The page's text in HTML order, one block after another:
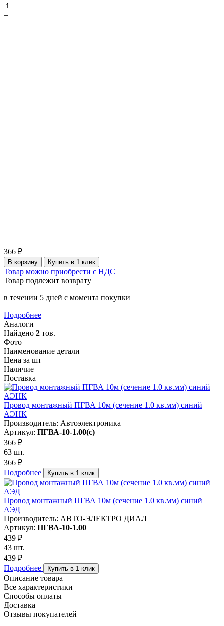
+
366 ₽
В корзину Купить в 1 клик
Товар можно приобрести с НДС
Товар подлежит возврату
в течении 5 дней с момента покупки
Подробнее
Аналоги
Найдено 2 тов.
Фото
Наименование детали
Цена за шт
Наличие
Поставка
Провод монтажный ПГВА 10м (сечение 1.0 кв.мм) синий
АЭНК
Производитель: Автоэлектроника
Артикул: ПГВА-10-1.00(с)
366 ₽
63 шт.
366 ₽
Подробнее
Купить в 1 клик
Провод монтажный ПГВА 10м (сечение 1.0 кв.мм) синий
АЭД
Производитель: АВТО-ЭЛЕКТРО ДИАЛ
Артикул: ПГВА-10-1.00
439 ₽
43 шт.
439 ₽
Подробнее
Купить в 1 клик
Описание товара
Все характеристики
Способы оплаты
Доставка
Отзывы покупателей